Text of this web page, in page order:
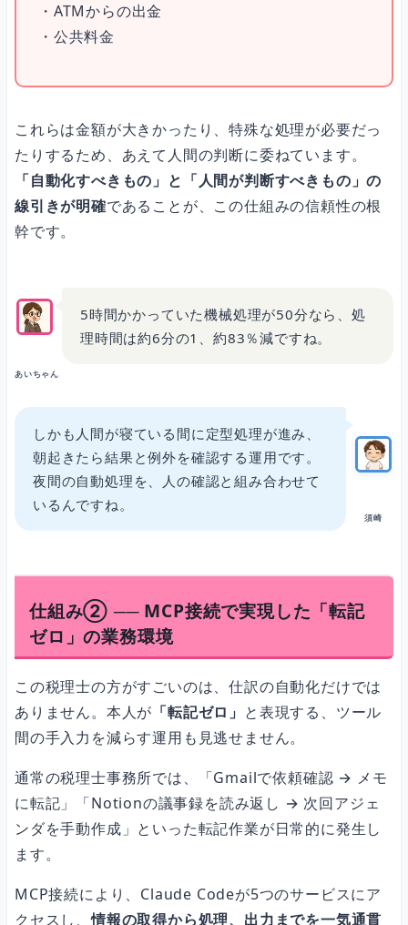
・ATMからの出金
・公共料金
これらは金額が大きかったり、特殊な処理が必要だっ
たりするため、あえて人間の判断に委ねています。
「自動化すべきもの」と「人間が判断すべきもの」の
線引きが明確であることが、この仕組みの信頼性の根
幹です。
あいちゃん
5時間かかっていた機械処理が50分なら、処
理時間は約6分の1、約83％減ですね。
須崎
しかも人間が寝ている間に定型処理が進み、
朝起きたら結果と例外を確認する運用です。
夜間の自動処理を、人の確認と組み合わせて
いるんですね。
仕組み② ── MCP接続で実現した「転記
ゼロ」の業務環境
この税理士の方がすごいのは、仕訳の自動化だけでは
ありません。本人が 「転記ゼロ」 と表現する、ツール
間の手入力を減らす運用も見逃せません。
通常の税理士事務所では、「Gmailで依頼確認 → メモ
に転記」「Notionの議事録を読み返し → 次回アジェ
ンダを手動作成」といった転記作業が日常的に発生し
ます。
MCP接続により、Claude Codeが5つのサービスにア
クセスし、情報の取得から処理、出力までを一気通貫